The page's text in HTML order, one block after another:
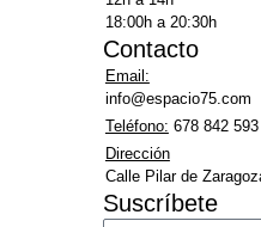
18:00h a 20:30h
Contacto
Email:
info@espacio75.com
Teléfono: 678 842 593
Dirección
Calle Pilar de
Suscríbete